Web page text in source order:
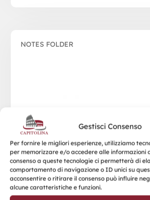
Gestisci Consenso
Per fornire le migliori esperienze, utilizziamo
per memorizzare e/o accedere alle informazioni
consenso a queste tecnologie ci permetterà di
comportamento di navigazione o ID unici su
acconsentire o ritirare il consenso può influire
alcune caratteristiche e funzioni.
NOTES FOLDER